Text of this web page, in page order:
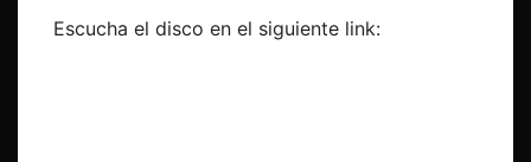
Escucha el disco en el siguiente link: